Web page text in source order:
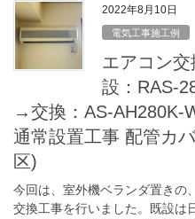
2022年8月10日
電気工事施工例
エアコン
設：RAS-
→交換：AS-AH280K-
通常設置工事 配管カ
区)
今回は、室外機ベランダ置きの
交換工事を行いました。既設は